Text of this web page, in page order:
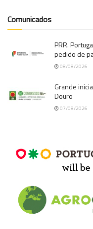
Comunicados
PRR.
pedido de
08/08/2026
Grande
Douro
07/08/2026